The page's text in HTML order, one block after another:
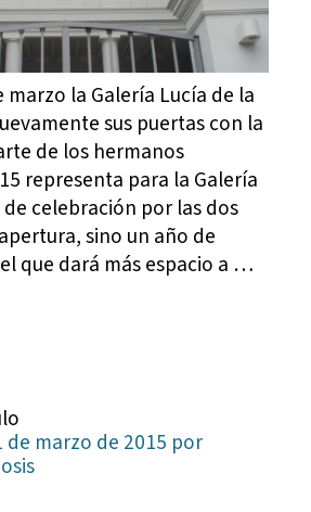
marzo la Galería Lucía de la
sus puertas con la
de los hermanos
representa para la Galería
celebración por las dos
sino un año de
que dará más espacio a …
de marzo de 2015 por